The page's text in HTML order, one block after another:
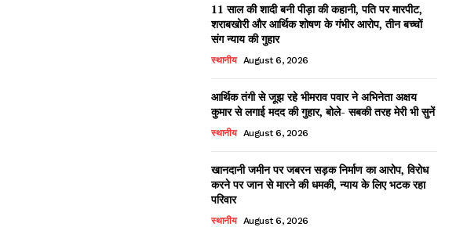
11 साल की शादी बनी पीड़ा की कहानी, पति पर मारपीट,
शराबखोरी और आर्थिक शोषण के गंभीर आरोप, तीन बच्चों
संग न्याय की गुहार
स्थानीय August 6, 2026
आर्थिक तंगी से जूझ रहे भीमराव पवार ने अभिनेता अक्षय
कुमार से लगाई मदद की गुहार, बोले- सबकी तरह मेरी भी सुनें
स्थानीय August 6, 2026
खानदानी जमीन पर जबरन सड़क निर्माण का आरोप, विरोध
करने पर जान से मारने की धमकी, न्याय के लिए भटक रहा
परिवार
स्थानीय August 6, 2026